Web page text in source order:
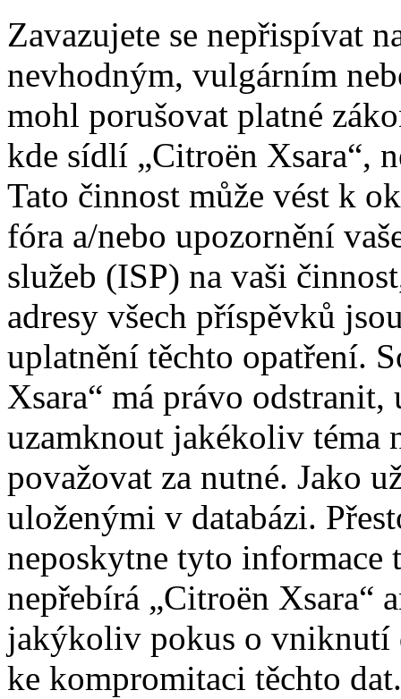
Zavazujete se nepřispívat
nevhodným, vulgárním
mohl porušovat platné
kde sídlí „Citroën Xsara“,
Tato činnost může vést k
fóra a/nebo upozornění
služeb (ISP) na vaši
adresy všech příspěvků
uplatnění těchto opatření.
Xsara“ má právo
uzamknout jakékoliv téma
považovat za nutné. Jako
uloženými v databázi.
neposkytne tyto informace
nepřebírá „Citroën Xsara“
jakýkoliv pokus o vniknutí
ke kompromitaci těchto dat.